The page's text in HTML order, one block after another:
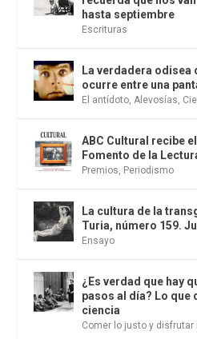
hasta septiembre
Escrituras
La verdadera odisea
ocurre entre una
El antídoto,Alevosías,
ABC Cultural recibe
Fomento de la
Premios, Periodismo
La cultura de la
Turia, número 159.
Ensayo
¿Es verdad que hay
pasos al día? Lo que
ciencia
Comer lo justo y disfrutar